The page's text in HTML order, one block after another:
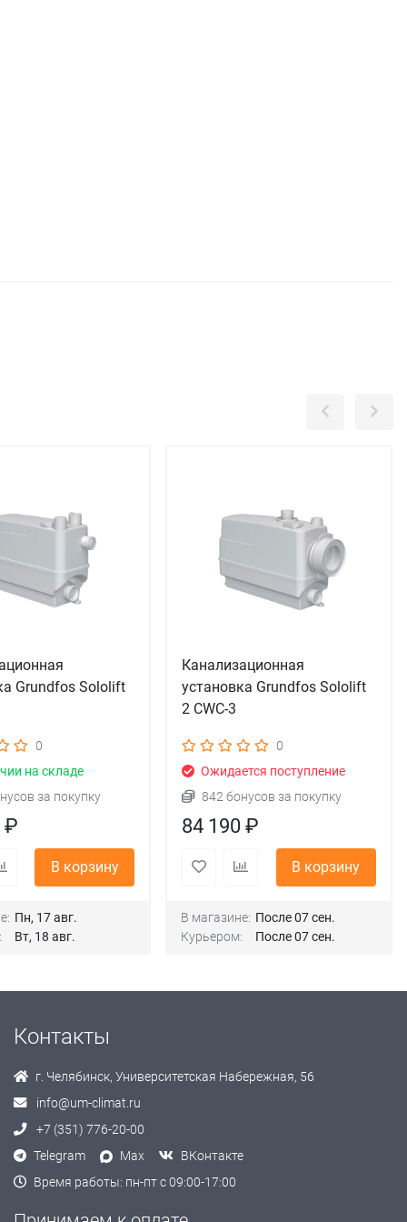
Grundfos Sololift
0
на складе
за покупку
₽
В корзину
Пн, 17 авг.
Вт, 18 авг.
Канализационная
установка Grundfos Sololift
2 CWC-3
0
Ожидается поступление
842 бонусов за покупку
84 190 ₽
В корзину
В магазине: После 07 сен.
Курьером:
После 07 сен.
Контакты
г. Челябинск, Университетская Набережная, 56
info@um-climat.ru
+7 (351) 776-20-00
Telegram
Max
ВКонтакте
Время работы: пн-пт с 09:00-17:00